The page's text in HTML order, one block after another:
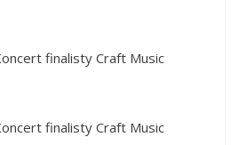
finalisty Craft Music
finalisty Craft Music